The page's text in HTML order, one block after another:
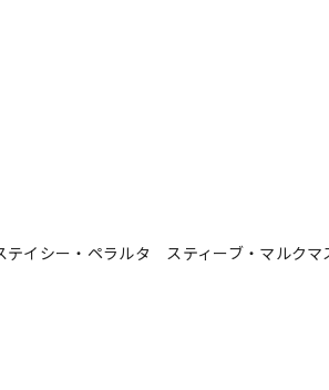
イシー・ペラルタ スティーブ・マル